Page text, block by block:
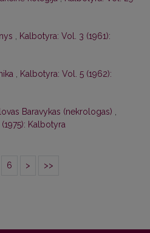
Kalbotyra: Vol. 3 (1961):
Kalbotyra: Vol. 5 (1962):
Baravykas (nekrologas)
Kalbotyra
6 > >>